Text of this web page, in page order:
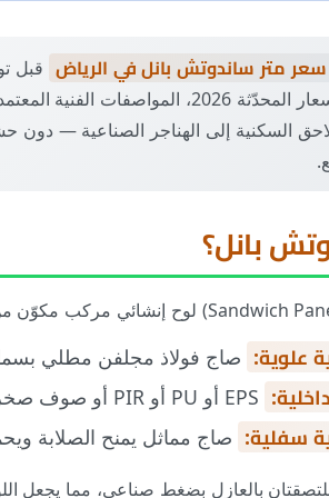
الصناعية والتجارية
السكنية
خاصة
بانل - خطوات التركيب الصحيحة خطوة بخطوة
الانتباه
على سعر الساندوتش بانل
بانل مناسب لمشروعك؟
سعر متر ساندوتش بانل في الرياض قبل
يجمع لك جداول الأسعار المحدّثة 2026،
السكنية إلى الهناجر الصناعية — دون
بانل؟
علوية: صاج فولاذ مجلفن مطلي بسماكة
سفلية: صاج مماثل يمنح الصلابة
بالعازل بضغط صناعي، مما يجعل